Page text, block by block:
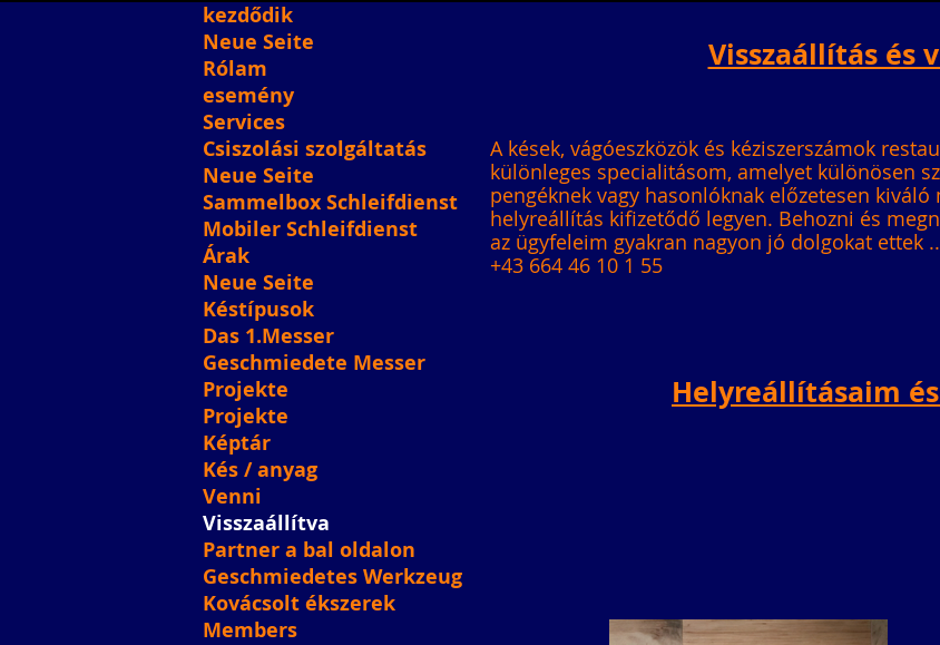
Visszaállítás és
A kések, vágóeszközök és kéziszerszámok
különleges specialitásom, amelyet különösen
pengéknek vagy hasonlóknak előzetesen
helyreállítás kifizetődő legyen. Behozni és
az ügyfeleim gyakran nagyon jó dolgokat ettek
+43 664 46 10 1 55
Helyreállításaim
kezdődik
Neue Seite
Rólam
esemény
Services
Csiszolási szolgáltatás
Neue Seite
Sammelbox Schleifdienst
Mobiler Schleifdienst
Árak
Neue Seite
Késtípusok
Das 1.Messer
Geschmiedete Messer
Projekte
Projekte
Képtár
Kés / anyag
Venni
Visszaállítva
Partner a bal oldalon
Geschmiedetes Werkzeug
Kovácsolt ékszerek
Members